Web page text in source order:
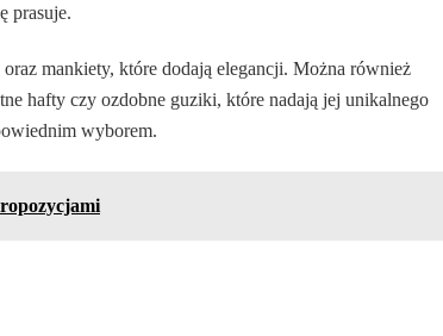
prasuje.
mankiety, które dodają elegancji. Można również
hafty czy ozdobne guziki, które nadają jej unikalnego
wyborem.